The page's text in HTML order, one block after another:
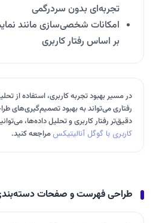
تجربه‌ای بدون سردرگمی
امکانات شخصی‌سازی مانند
بر اساس رفتار کاربری
در مسیر بهبود تجربه کاربری، استفاده از
رفتاری می‌تواند به بهبود تصمیم‌گیری‌های
دقیق‌تر رفتار کاربری و تحلیل داده‌ها،
کاربری با گوگل آنالیتیکس مراجعه کنید.
طراحی فهرست و صفحات